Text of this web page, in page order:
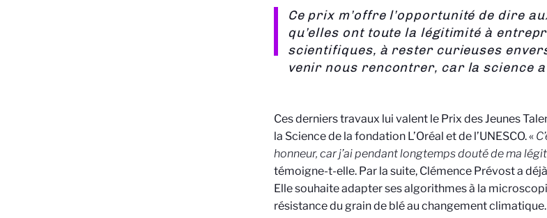
Ce prix m’offre l’opportunité de dire
qu’elles ont toute la légitimité à
scientifiques, à rester curieuses
venir nous rencontrer, car la science a
Ces derniers travaux lui valent le Prix des Jeunes
la Science de la fondation L’Oréal et de l’UNESCO. «
honneur, car j’ai pendant longtemps douté de ma
témoigne-t-elle. Par la suite, Clémence Prévost a
Elle souhaite adapter ses algorithmes à la
résistance du grain de blé au changement